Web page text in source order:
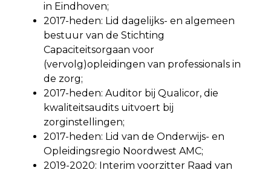
in Eindhoven;
2017-heden: Lid dagelijks- en algemeen
bestuur van de Stichting
Capaciteitsorgaan voor
(vervolg)opleidingen van professionals in
de zorg;
2017-heden: Auditor bij Qualicor, die
kwaliteitsaudits uitvoert bij
zorginstellingen;
2017-heden: Lid van de Onderwijs- en
Opleidingsregio Noordwest AMC;
2019-2020: Interim voorzitter Raad van